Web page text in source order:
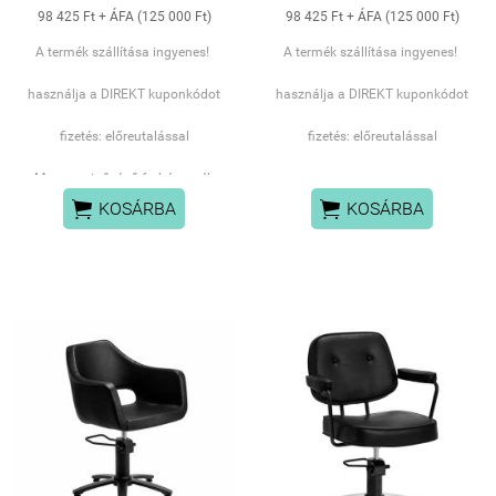
98 425 Ft + ÁFA (125 000 Ft)
A termék szállítása ingyenes!
használja a DIREKT kuponkódot
fizetés: előreutalással
Magas minőségű fodrászszék
Az ülésmagasság 48-60 cm
lehetővé téve a szék
magasságának szabadon
állíthatóságát mind a vendég,
mind a fodrász magasságához.
A megfelelően profilozott
kárpitozva,
 KOSÁRBA
98 425 Ft + ÁFA (125 000 Ft)
A termék szállítása ingyenes!
használja a DIREKT kuponkódot
fizetés: előreutalással
 KOSÁRBA